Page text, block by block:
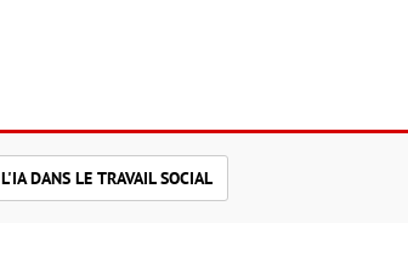
L'IA DANS LE TRAVAIL SOCIAL